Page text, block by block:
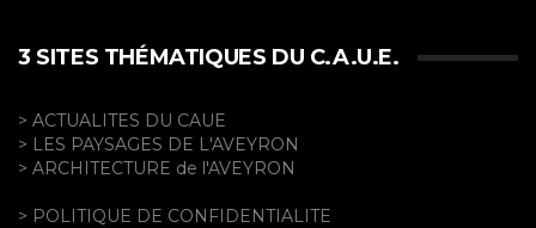
3 SITES THÉMATIQUES DU C.A.U.E.
> ACTUALITES DU CAUE
> LES PAYSAGES DE L'AVEYRON
> ARCHITECTURE de l'AVEYRON
> POLITIQUE DE CONFIDENTIALITE